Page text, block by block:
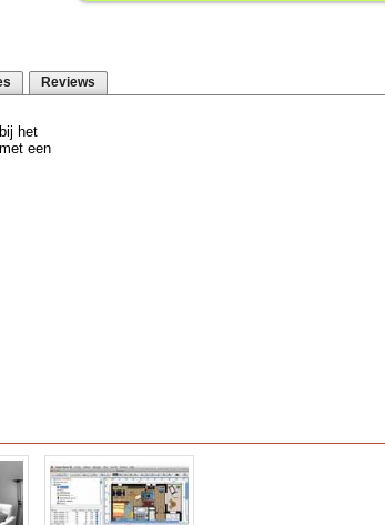
Reviews
het
een